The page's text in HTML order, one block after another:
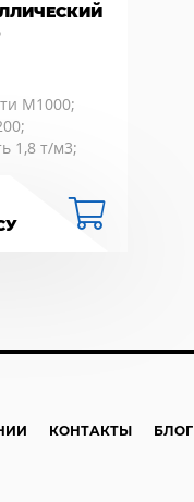
М1000;
1,8 т/м3;
БЛОГ
КОНТАКТЫ